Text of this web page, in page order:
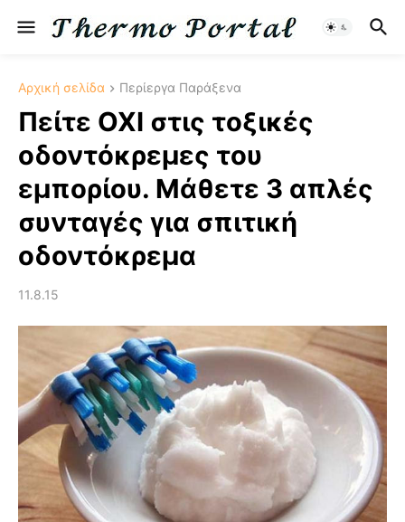
Αρχική σελίδα Περίεργα Παράξενα
Πείτε ΟΧΙ στις τοξικές
οδοντόκρεμες του
εμπορίου. Μάθετε 3 απλές
συνταγές για σπιτική
οδοντόκρεμα
11.8.15